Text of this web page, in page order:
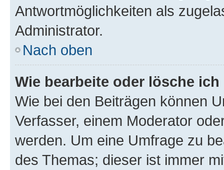
Antwortmöglichkeiten als
Administrator.
Nach oben
Wie bearbeite oder lösche
Wie bei den Beiträgen können
Verfasser, einem Moderator
werden. Um eine Umfrage zu
des Themas; dieser ist immer